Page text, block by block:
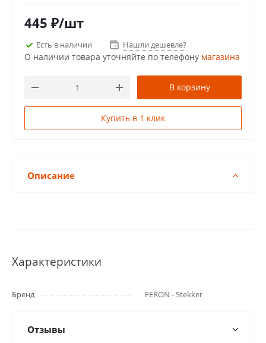
445 ₽/шт
Есть в наличии Нашли дешевле?
О наличии товара уточняйте по телефону магазина
В корзину
Купить в 1 клик
Описание
Характеристики
Бренд FERON - Stekker
Отзывы